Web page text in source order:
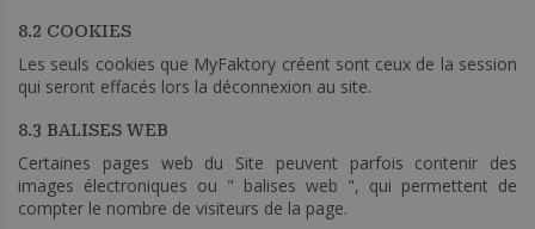
8.2 COOKIES
Les seuls cookies que MyFaktory créent sont ceux de la session
qui seront effacés lors la déconnexion au site.
8.3 BALISES WEB
Certaines pages web du Site peuvent parfois contenir des
images électroniques ou " balises web ", qui permettent de
compter le nombre de visiteurs de la page.